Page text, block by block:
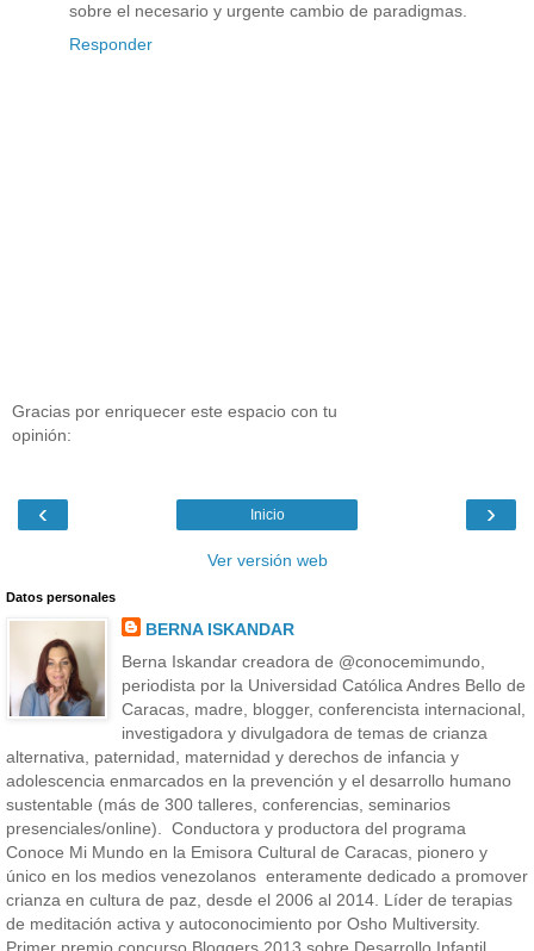
sobre el necesario y urgente cambio de paradigmas.
Responder
Gracias por enriquecer este espacio con tu
opinión:
‹ ›
Inicio
Ver versión web
Datos personales
BERNA ISKANDAR
Berna Iskandar creadora de @conocemimundo,
periodista por la Universidad Católica Andres Bello de
Caracas, madre, blogger, conferencista internacional,
investigadora y divulgadora de temas de crianza
alternativa, paternidad, maternidad y derechos de infancia y
adolescencia enmarcados en la prevención y el desarrollo humano
sustentable (más de 300 talleres, conferencias, seminarios
presenciales/online). Conductora y productora del programa
Conoce Mi Mundo en la Emisora Cultural de Caracas, pionero y
único en los medios venezolanos enteramente dedicado a promover
crianza en cultura de paz, desde el 2006 al 2014. Líder de terapias
de meditación activa y autoconocimiento por Osho Multiversity.